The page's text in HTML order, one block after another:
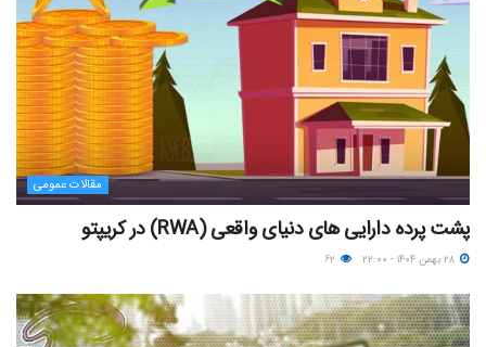
مقالات عمومی
پشت پرده دارایی های دنیای واقعی (RWA) در کریپتو